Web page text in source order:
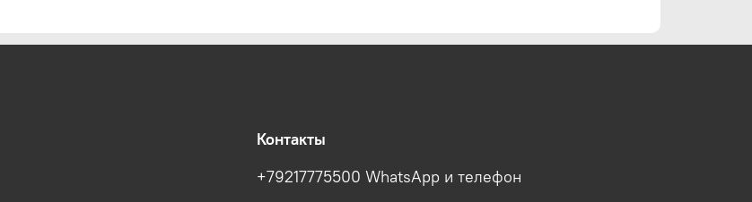
Контакты
+79217775500 WhatsApp и телефон